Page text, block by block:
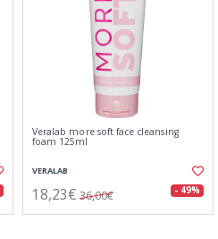
Veralab more soft face cleansing
foam 125ml
VERALAB
18,23€ 36,00€ - 49%